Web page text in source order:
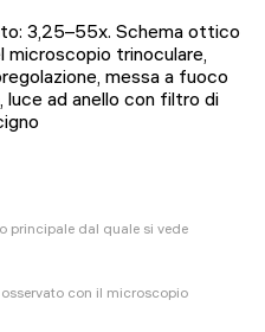
3,25–55х. Schema ottico
trinoculare,
messa a fuoco
ad anello con filtro di
principale dal quale si vede
osservato con il microscopio